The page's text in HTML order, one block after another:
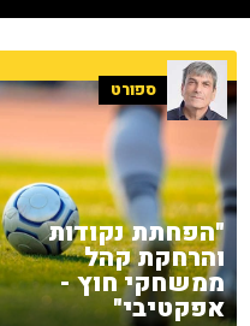
ספורט
"הפחתת נקודות
והרחקת קהל
ממשחקי חוץ -
אפקטיבי"